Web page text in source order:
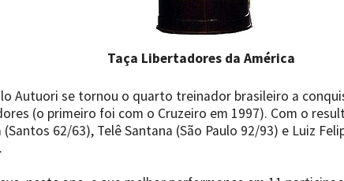
Taça Libertadores da América
Autuori se tornou o quarto treinador brasileiro a
(o primeiro foi com o Cruzeiro em 1997). Com o
62/63), Telê Santana (São Paulo 92/93) e Luiz